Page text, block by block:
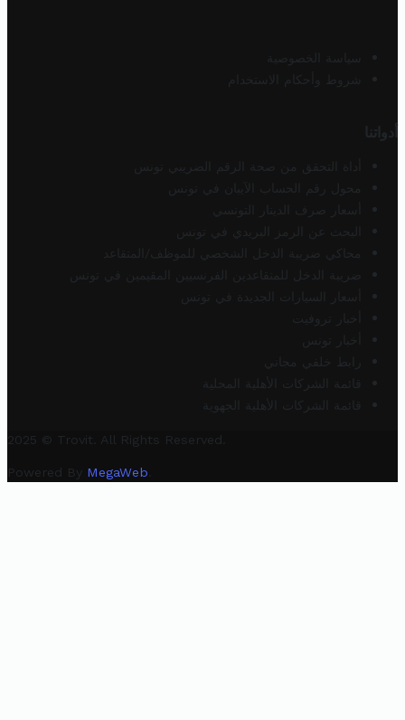
سياسة الخصوصية
شروط وأحكام الاستخدام
أدواتنا
أداة التحقق من صحة الرقم الضريبي تونس
محول رقم الحساب الآيبان في تونس
أسعار صرف الدينار التونسي
البحث عن الرمز البريدي في تونس
محاكي ضريبة الدخل الشخصي للموظف/المتقاعد
ضريبة الدخل للمتقاعدين الفرنسيين المقيمين في تونس
أسعار السيارات الجديدة في تونس
أخبار تروفيت
أخبار تونس
رابط خلفي مجاني
قائمة الشركات الأهلية المحلية
قائمة الشركات الأهلية الجهوية
2025 © Trovit. All Rights Reserved.
Powered By MegaWeb